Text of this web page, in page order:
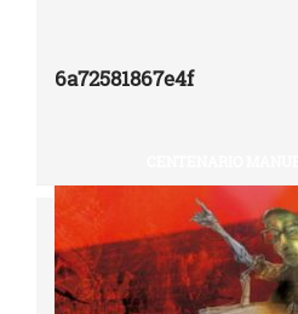
6a72581867e4f